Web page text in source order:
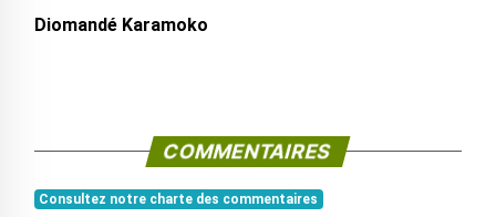
Diomandé Karamoko
COMMENTAIRES
Consultez notre charte des commentaires